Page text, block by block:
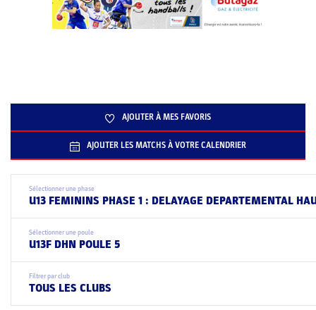
AJOUTER À MES FAVORIS
AJOUTER LES MATCHS À VOTRE CALENDRIER
Sélectionner une phase
U13 FEMININS PHASE 1 : DELAYAGE DEPARTEMENTAL
Sélectionner une poule
U13F DHN POULE 5
Filtrer par club
TOUS LES CLUBS